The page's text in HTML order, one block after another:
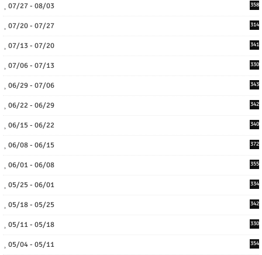
07/27 - 08/03 358
07/20 - 07/27 314
07/13 - 07/20 341
07/06 - 07/13 330
06/29 - 07/06 343
06/22 - 06/29 342
06/15 - 06/22 340
06/08 - 06/15 372
06/01 - 06/08 355
05/25 - 06/01 334
05/18 - 05/25 342
05/11 - 05/18 330
05/04 - 05/11 354